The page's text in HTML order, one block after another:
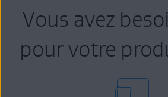
Vous avez
pour votre